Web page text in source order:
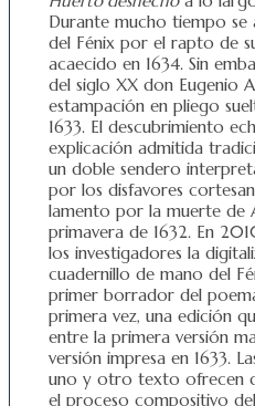
Durante mucho tiempo
del Fénix por el rapto de
acaecido en 1634. Sin
del siglo XX don Eugenio
estampación en pliego
1633. El descubrimiento
explicación admitida
un doble sendero
por los disfavores
lamento por la muerte de
primavera de 1632. En
los investigadores la
cuadernillo de mano del
primer borrador del
primera vez, una edición
entre la primera versión
versión impresa en 1633.
uno y otro texto ofrecen
el proceso compositivo